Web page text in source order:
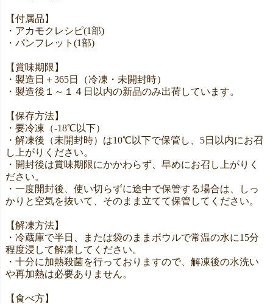
【付属品】
・アカモクレシピ(1部)
・パンフレット(1部)
【賞味期限】
・製造日＋365日（冷凍・未開封時）
・製造後１～１４日以内の新品のみ出荷しています。
【保存方法】
・要冷凍（-18℃以下）
・解凍後（未開封時）は10℃以下で保管し、5日以内にお召
し上がりください。
・開封後は賞味期限にかかわらず、早めにお召し上がりく
ださい。
・一度開封後、使い切らずに途中で保管する場合は、しっ
かりと空気を抜いて、そのまま立てて保管してください。
【解凍方法】
・冷蔵庫で半日、または袋のままボウルで常温の水に15分
程度浸して解凍してください。
・十分に加熱殺菌を行っておりますので、解凍後の水洗い
や再加熱は必要ありません。
【食べ方】